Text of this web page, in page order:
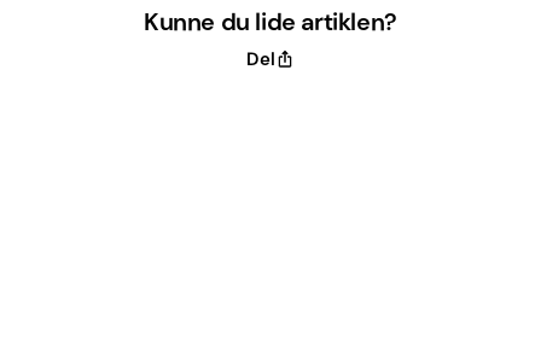
Kunne du lide artiklen?
Del